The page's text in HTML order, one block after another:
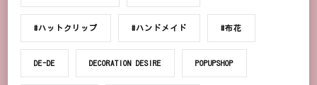
#ハットクリップ #ハンドメイド #布花
DE-DE DECORATION DESIRE POPUPSHOP